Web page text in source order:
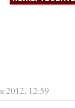
2012, 12:59